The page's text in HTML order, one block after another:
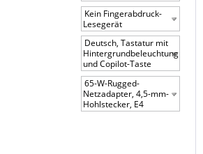
Kein Fingerabdruck-
Lesegerät
Deutsch, Tastatur mit
Hintergrundbeleuchtung
und Copilot-Taste
65-W-Rugged-
Netzadapter, 4,5-mm-
Hohlstecker, E4